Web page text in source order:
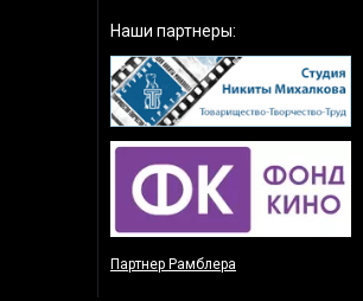
Наши партнеры:
Партнер Рамблера